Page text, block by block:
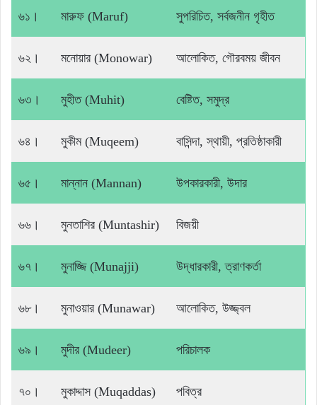
৬১। মারুফ (Maruf) সুপরিচিত, সর্বজনীন গৃহীত
৬২। মনোয়ার (Monowar) আলোকিত, গৌরবময় জীবন
৬৩। মুহীত (Muhit) বেষ্টিত, সমুদ্র
৬৪। মুকীম (Muqeem) বাসিন্দা, স্থায়ী, প্রতিষ্ঠাকারী
৬৫। মান্নান (Mannan) উপকারকারী, উদার
৬৬। মুনতাশির (Muntashir) বিজয়ী
৬৭। মুনাজ্জি (Munajji) উদ্ধারকারী, ত্রাণকর্তা
৬৮। মুনাওয়ার (Munawar) আলোকিত, উজ্জ্বল
৬৯। মুদীর (Mudeer) পরিচালক
৭০। মুকাদ্দাস (Muqaddas) পবিত্র